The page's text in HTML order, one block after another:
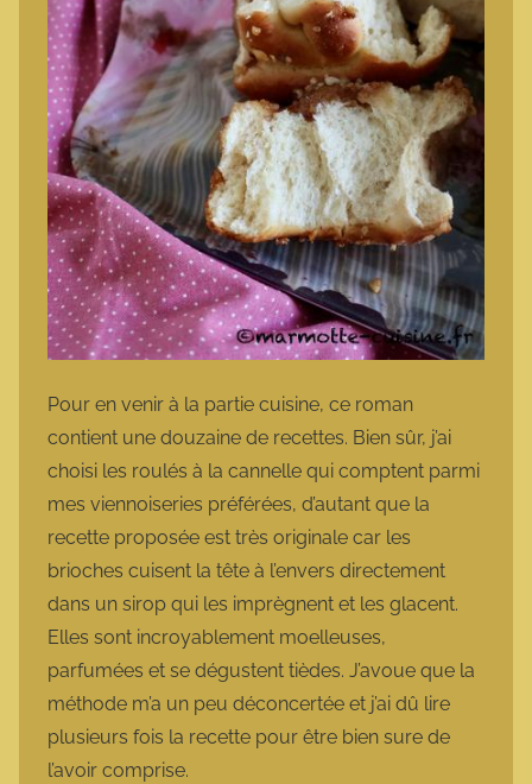
Pour en venir à la partie cuisine, ce roman
contient une douzaine de recettes. Bien sûr, j’ai
choisi les roulés à la cannelle qui comptent parmi
mes viennoiseries préférées, d’autant que la
recette proposée est très originale car les
brioches cuisent la tête à l’envers directement
dans un sirop qui les imprègnent et les glacent.
Elles sont incroyablement moelleuses,
parfumées et se dégustent tièdes. J’avoue que la
méthode m’a un peu déconcertée et j’ai dû lire
plusieurs fois la recette pour être bien sure de
l’avoir comprise.